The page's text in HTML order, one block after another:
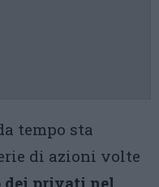
tempo sta
di azioni volte
dei privati nel